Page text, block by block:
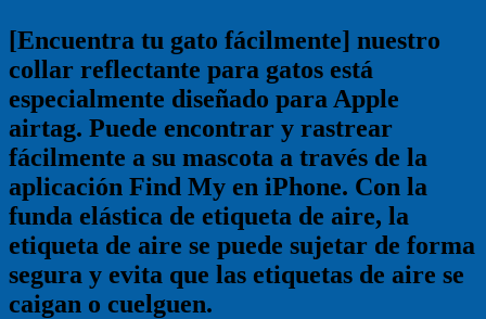
[Encuentra tu gato fácilmente] nuestro
collar reflectante para gatos está
especialmente diseñado para Apple
airtag. Puede encontrar y rastrear
fácilmente a su mascota a través de la
aplicación Find My en iPhone. Con la
funda elástica de etiqueta de aire, la
etiqueta de aire se puede sujetar de forma
segura y evita que las etiquetas de aire se
caigan o cuelguen.